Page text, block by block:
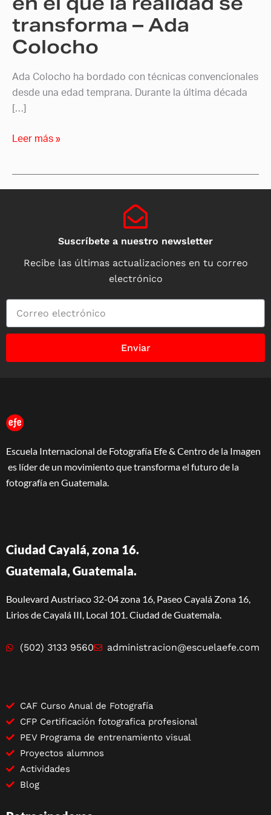
transforma – Ada
Colocho
Ada Colocho ha bordado con técnicas convencionales
desde una edad temprana. Durante la última década
[…]
transforma
–
Ada
Colocho
Leer más »
Suscríbete a nuestro newsletter
Recibe las últimas actualizaciones en tu correo
electrónico
Enviar
Escuela Internacional de Fotografía Efe & Centro de la Imagen
es líder de un movimiento que transforma el futuro de la
fotografía en Guatemala.
Ciudad Cayalá, zona 16.
Guatemala, Guatemala.
Boulevard Austriaco 32-04 zona 16, Paseo Cayalá Zona 16,
Lirios de Cayalá III, Local 101. Ciudad de Guatemala.
(502) 3133 9560 administracion@escuelaefe.com
CAF Curso Anual de Fotografía
CFP Certificación fotografica profesional
PEV Programa de entrenamiento visual
Proyectos alumnos
Actividades
Blog